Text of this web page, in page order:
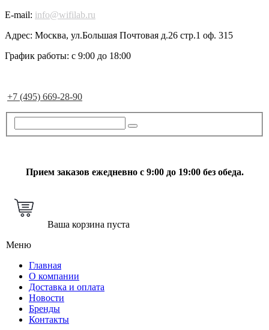
E-mail: info@wifilab.ru
Адрес: Москва, ул.Большая Почтовая д.26 стр.1 оф. 315
График работы: с 9:00 до 18:00
+7 (495) 669-28-90
Прием заказов ежедневно с 9:00 до 19:00 без обеда.
Ваша корзина пуста
Меню
Главная
О компании
Доставка и оплата
Новости
Бренды
Контакты